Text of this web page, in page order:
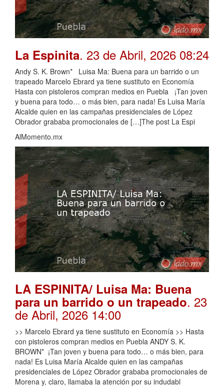
La Espinita. 23 de Abril, 2026 08:24
Andy S. K. Brown* Luisa Ma: Buena para un barrido o un
trapeado Marcelo Ebrard ya tiene sustituto en Economía
Hasta con pistoleros compran medios en Puebla ¡Tan joven
y buena para todo… o más bien, para nada! Es Luisa María
Alcalde quien en las campañas presidenciales de López
Obrador grababa promocionales de […]The post La Espi
AlMomento.mx
LA ESPINITA/ Luisa Ma: Buena
para un barrido o un trapeado. 23
de Abril, 2026 14:00
>> Marcelo Ebrard ya tiene sustituto en Economía >> Hasta
con pistoleros compran medios en Puebla ANDY S. K.
BROWN* ¡Tan joven y buena para todo… o más bien, para
nada! Es Luisa María Alcalde quien en las campañas
presidenciales de López Obrador grababa promocionales de
Morena y, claro, llamaba la atención por su indudabl